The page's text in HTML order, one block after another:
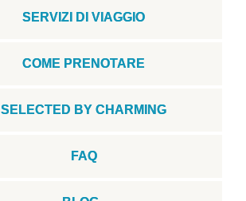
SERVIZI DI VIAGGIO
COME PRENOTARE
SELECTED BY CHARMING
FAQ